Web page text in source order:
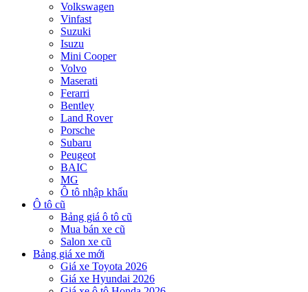
Volkswagen
Vinfast
Suzuki
Isuzu
Mini Cooper
Volvo
Maserati
Ferarri
Bentley
Land Rover
Porsche
Subaru
Peugeot
BAIC
MG
Ô tô nhập khẩu
Ô tô cũ
Bảng giá ô tô cũ
Mua bán xe cũ
Salon xe cũ
Bảng giá xe mới
Giá xe Toyota 2026
Giá xe Hyundai 2026